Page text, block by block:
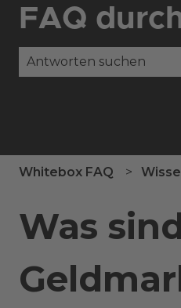
FAQ
Whitebox FAQ
Was